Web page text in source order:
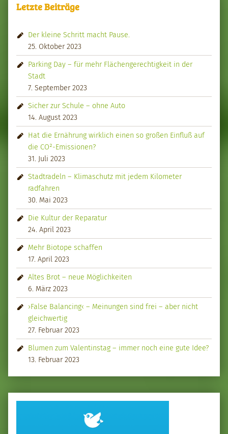
Letzte Beiträge
Der kleine Schritt macht Pause.
25. Oktober 2023
Parking Day – für mehr Flächengerechtigkeit in der
Stadt
7. September 2023
Sicher zur Schule – ohne Auto
14. August 2023
Hat die Ernährung wirklich einen so großen Einfluß auf
die CO²-Emissionen?
31. Juli 2023
Stadtradeln – Klimaschutz mit jedem Kilometer
radfahren
30. Mai 2023
Die Kultur der Reparatur
24. April 2023
Mehr Biotope schaffen
17. April 2023
Altes Brot – neue Möglichkeiten
6. März 2023
›False Balancing‹ – Meinungen sind frei – aber nicht
gleichwertig
27. Februar 2023
Blumen zum Valentinstag – immer noch eine gute Idee?
13. Februar 2023